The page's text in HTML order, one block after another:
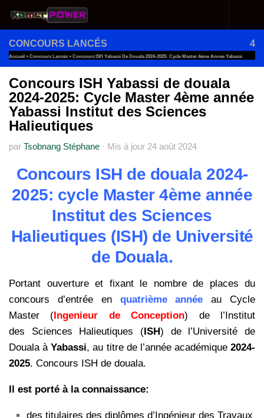
Au dessous du contenu
CONCOURS LANCÉS 4
Accueil » Concours Lancés » Concours ISH Yabassi De Douala 2024-2025: Cycle Master 4ème Année Yabassi
Institut Des Sciences Halieutiques
Concours ISH Yabassi de douala
2024-2025: Cycle Master 4ème année
Yabassi Institut des Sciences
Halieutiques
par Tsobnang Stéphane · Mis à jour 24 août 2024
Concours ISH de douala 2024-
2025: cycle Master 4ème année
Institut des Sciences
Halieutiques (ISH) de Université
de Douala.
Portant ouverture et fixant le nombre de places du
concours d’entrée enquatrième année au Cycle
Master (Ingenieur de Conception) de l’Institut
des Sciences Halieutiques (ISH) de l’Université de
Douala àYabassi, au titre de l’année académique 2024-
2025. Concours ISH de douala.
Il est porté à la connaissance:
des titulaires des diplômes d’Ingénieur des Travaux